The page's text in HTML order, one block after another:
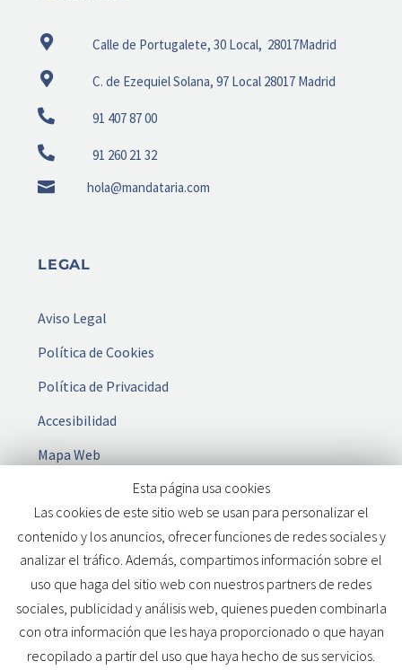
Calle de Portugalete, 30 Local, 28017Madrid
C. de Ezequiel Solana, 97 Local 28017 Madrid
91 407 87 00
91 260 21 32
hola@mandataria.com
LEGAL
Aviso Legal
Política de Cookies
Política de Privacidad
Accesibilidad
Mapa Web
MANDATARIADerechos reservados
2025 Web desarrollada por
WILAPP
Esta página usa cookies
Las cookies de este sitio web se usan para personalizar el
contenido y los anuncios, ofrecer funciones de redes sociales y
analizar el tráfico. Además, compartimos información sobre el
uso que haga del sitio web con nuestros partners de redes
sociales, publicidad y análisis web, quienes pueden combinarla
con otra información que les haya proporcionado o que hayan
recopilado a partir del uso que haya hecho de sus servicios.